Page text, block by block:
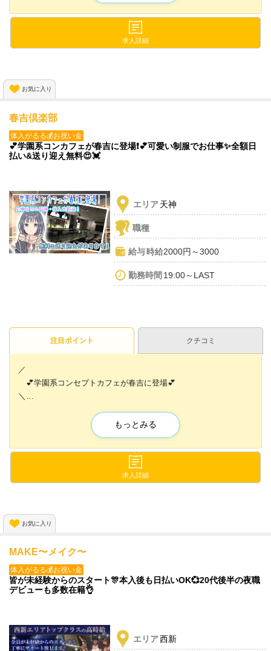
嬉しいポイント✨✨
入店お祝い金10万円プレゼント中🎉✨
求人詳細
お気に入り
春吉倶楽部
体入がるる💰お祝い金
💕学園系コンカフェが春吉に登場❗️💕可愛い制服でお仕事✨全額日
払い&送り迎え無料😍💓
エリア天神
職種
給与時給2000円～3000
勤務時間 19:00～LAST
注目ポイント クチコミ
／
💕学園系コンセプトカフェが春吉に登場💕
＼
学校をイメージした店内と
制服で働けるコンカフェです🌸💓
制服は無料で貸し出しているので
自分で用意する必要は一切ありません😍
働きたいと思ったその日に働けるので
もっとみる
求人詳細
お気に入り
MAKE〜メイク〜
体入がるる💰お祝い金
皆が未経験からのスタート🎊本入後も日払いOK💞20代後半の夜職
デビューも多数在籍👌
エリア西新